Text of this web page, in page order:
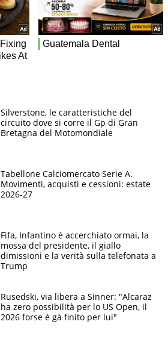
Silverstone, le caratteristiche del
circuito dove si corre il Gp di Gran
Bretagna del Motomondiale
Tabellone Calciomercato Serie A.
Movimenti, acquisti e cessioni: estate
2026-27
Fifa, Infantino è accerchiato ormai, la
mossa del presidente, il giallo
dimissioni e la verità sulla telefonata a
Trump
Rusedski, via libera a Sinner: "Alcaraz
ha zero possibilità per lo US Open, il
2026 forse è gà finito per lui"